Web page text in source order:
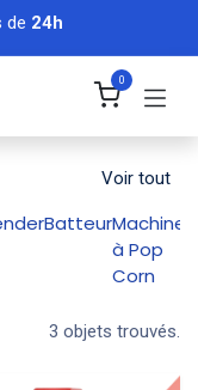
de 24h
0
Voir tout
BatteurMachine
à Pop
Corn
3 objets trouvés.